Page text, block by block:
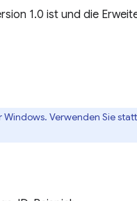
1.0 ist und die
Verwenden Sie